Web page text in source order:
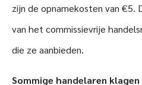
zijn de opnamekosten van €5.
van het commissievrije
die ze aanbieden.
Sommige handelaren